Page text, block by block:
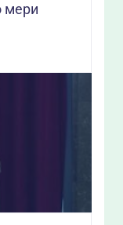
мери